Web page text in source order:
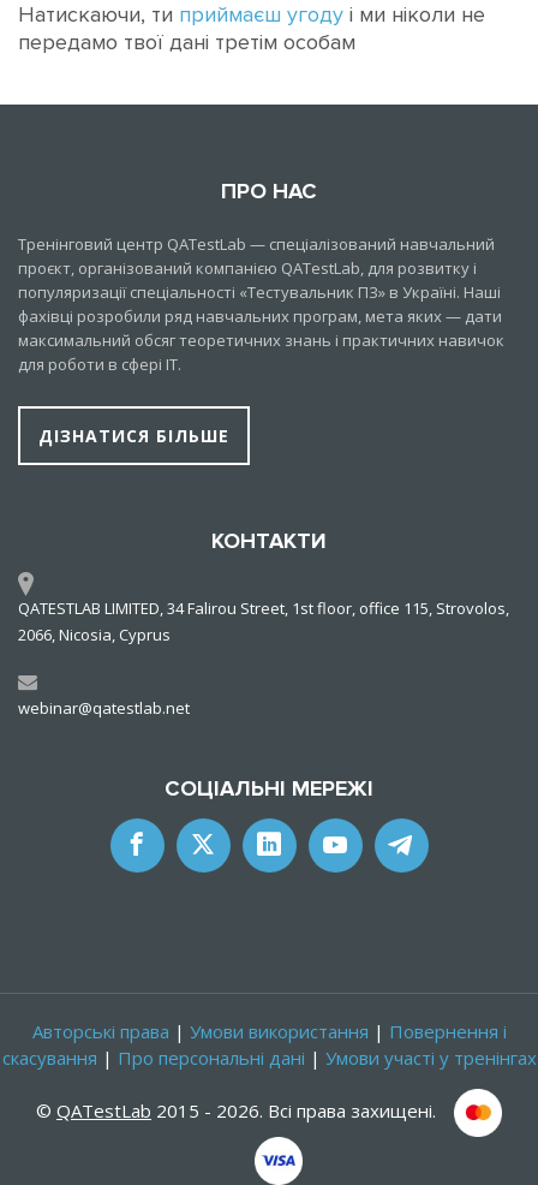
Натискаючи, ти приймаєш угоду і ми ніколи не
передамо твої дані третім особам
ПРО НАС
Тренінговий центр QATestLab — спеціалізований навчальний
проєкт, організований компанією QATestLab, для розвитку і
популяризації спеціальності «Тестувальник ПЗ» в Україні. Наші
фахівці розробили ряд навчальних програм, мета яких — дати
максимальний обсяг теоретичних знань і практичних навичок
для роботи в сфері IT.
ДІЗНАТИСЯ БІЛЬШЕ
КОНТАКТИ
QATESTLAB LIMITED, 34 Falirou Street, 1st floor, office 115, Strovolos,
2066, Nicosia, Cyprus
webinar@qatestlab.net
СОЦІАЛЬНІ МЕРЕЖІ
Авторські права | Умови використання | Повернення і
скасування | Про персональні дані | Умови участі у тренінгах
© QATestLab 2015 - 2026. Всі права захищені.